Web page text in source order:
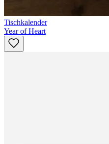
Tischkalender
Year of Heart